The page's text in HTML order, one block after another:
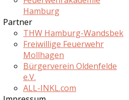
Hamburg
Partner
THW Hamburg-Wandsbek
Freiwillige Feuerwehr
Mollhagen
Bürgerverein Oldenfelde
e.V.
ALL-INKL.com